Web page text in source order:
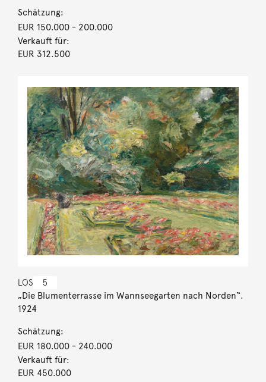
Schätzung:
EUR 150.000- 200.000
Verkauft für:
EUR 312.500
LOS 5
„Die Blumenterrasse im Wannseegarten nach Norden“.
1924
Schätzung:
EUR 180.000- 240.000
Verkauft für:
EUR 450.000